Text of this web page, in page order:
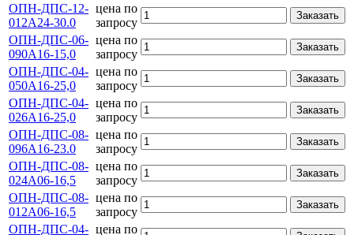
ОПН-ДПС-12-
012А24-30.0
цена по
запросу
Заказать
ОПН-ДПС-06-
090А16-15,0
цена по
запросу
Заказать
ОПН-ДПС-04-
050А16-25,0
цена по
запросу
Заказать
ОПН-ДПС-04-
026А16-25,0
цена по
запросу
Заказать
ОПН-ДПС-08-
096А16-23.0
цена по
запросу
Заказать
ОПН-ДПС-08-
024А06-16,5
цена по
запросу
Заказать
ОПН-ДПС-08-
012А06-16,5
цена по
запросу
Заказать
ОПН-ДПС-04- цена по